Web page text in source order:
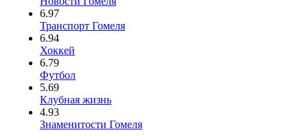
6.97
Транспорт Гомеля
6.94
Хоккей
6.79
Футбол
5.69
Клубная жизнь
4.93
Знаменитости Гомеля